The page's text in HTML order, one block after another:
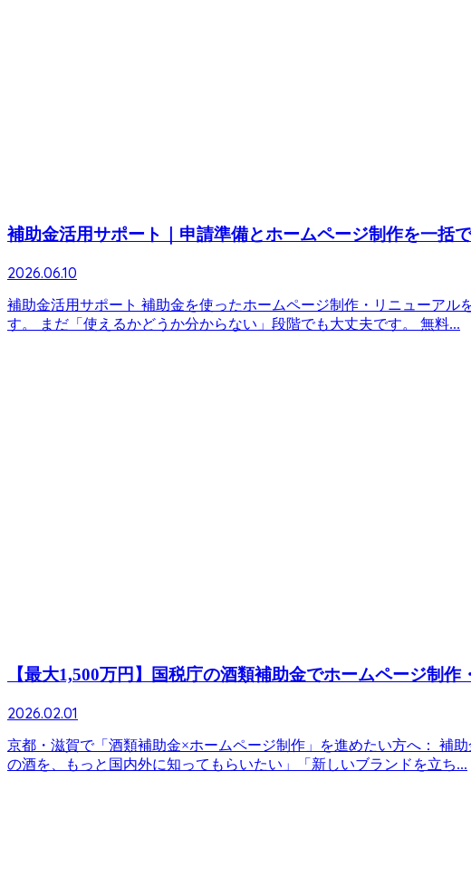
補助金活用サポート｜申請準備とホームページ制作を一括
2026.06.10
補助金活用サポート 補助金を使ったホームページ制作・リニューア
す。 まだ「使えるかどうか分からない」段階でも大丈夫です。 無料...
【最大1,500万円】国税庁の酒類補助金でホームページ制
2026.02.01
京都・滋賀で「酒類補助金×ホームページ制作」を進めたい方へ： 補
の酒を、もっと国内外に知ってもらいたい」「新しいブランドを立ち...